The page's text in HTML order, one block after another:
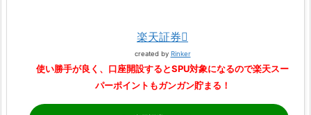
楽天証券
created by Rinker
使い勝手が良く、口座開設するとSPU対象になるので楽天スー
パーポイントもガンガン貯まる！